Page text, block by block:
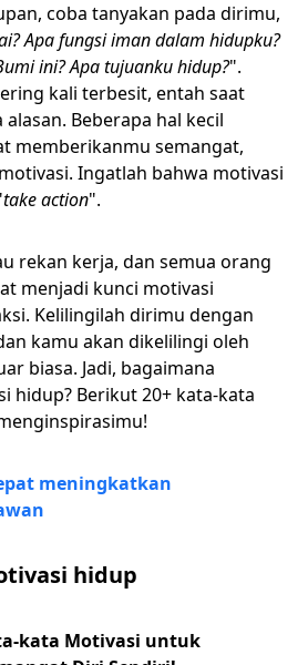
coba tanyakan pada dirimu,
Apa fungsi iman dalam hidupku?
ini? Apa tujuanku hidup?".
kali terbesit, entah saat
Beberapa hal kecil
memberikanmu semangat,
Ingatlah bahwa motivasi
take action".
rekan kerja, dan semua orang
menjadi kunci motivasi
Kelilingilah dirimu dengan
kamu akan dikelilingi oleh
biasa. Jadi, bagaimana
hidup? Berikut 20+ kata-kata
meningkatkan
hidup